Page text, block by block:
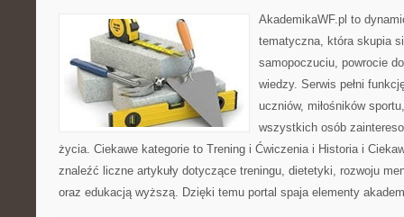
AkademikaWF.pl to
tematyczna, która skupia
samopoczuciu, powrocie
wiedzy. Serwis pełni
uczniów, miłośników
wszystkich osób
życia. Ciekawe kategorie to Trening i Ćwiczenia i Historia i
znaleźć liczne artykuły dotyczące treningu, dietetyki, rozwoju
oraz edukacją wyższą. Dzięki temu portal spaja elementy